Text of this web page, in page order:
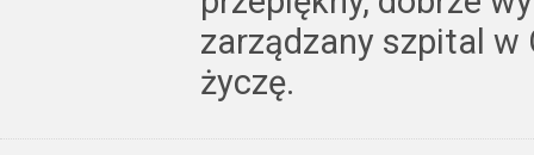
zarządzany szpital w
życzę.